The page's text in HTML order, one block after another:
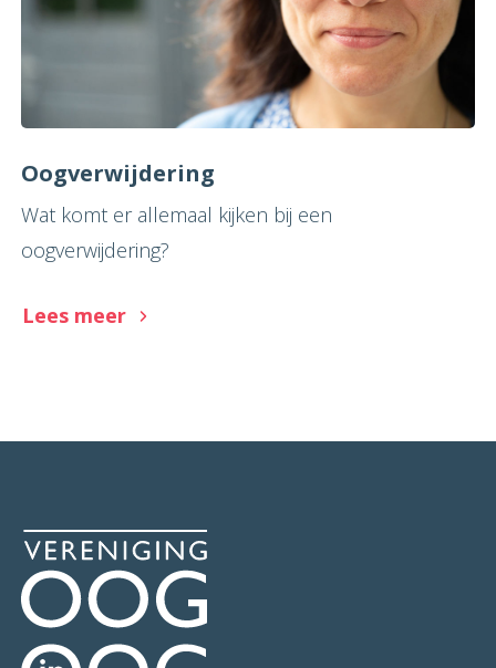
Oogverwijdering
Wat komt er allemaal kijken bij een
oogverwijdering?
Lees meer